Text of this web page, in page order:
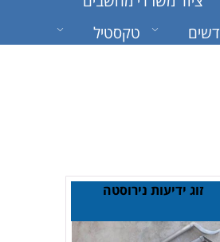
טקסטיל
זוג ידיעות נירוסטה